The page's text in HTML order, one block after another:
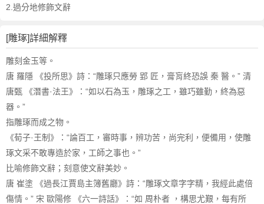
雕
琢
的
英
文
翻
譯
2.過分地修飾文辭
[雕琢]詳細解釋
雕刻金玉等。
唐 羅隱 《投所思》詩：“雕琢只應勞 郢 匠，膏肓終恐誤 秦 醫。” 清
唐甄 《潛書·法王》：“如以石為玉，雕琢之工，雖巧雖勤，終為惡
器。”
指雕琢而成之物。
《荀子·王制》：“論百工，審時事，辨功苦，尚完利，便備用，使雕
琢文采不敢專造於家，工師之事也。”
比喻修飾文辭；刻意使文辭美妙。
唐 崔塗 《過長江賈島主簿舊廳》詩：“雕琢文章字字精，我經此處倍
傷情。” 宋 歐陽修 《六一詩話》：“如 周朴者 ，構思尤艱，每有所